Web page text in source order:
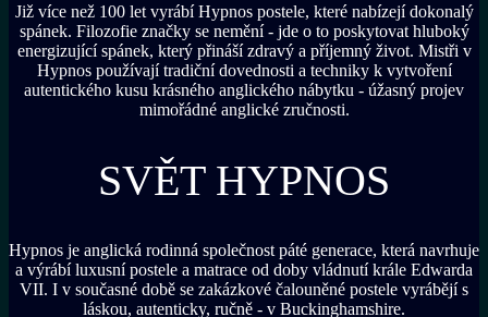
Již více než 100 let vyrábí Hypnos postele, které nabízejí dokonalý
spánek. Filozofie značky se nemění - jde o to poskytovat hluboký
energizující spánek, který přináší zdravý a příjemný život. Mistři v
Hypnos používají tradiční dovednosti a techniky k vytvoření
autentického kusu krásného anglického nábytku - úžasný projev
mimořádné anglické zručnosti.
SVĚT HYPNOS
Hypnos je anglická rodinná společnost páté generace, která navrhuje
a výrábí luxusní postele a matrace od doby vládnutí krále Edwarda
VII. I v současné době se zakázkové čalouněné postele vyrábějí s
láskou, autenticky, ručně - v Buckinghamshire.